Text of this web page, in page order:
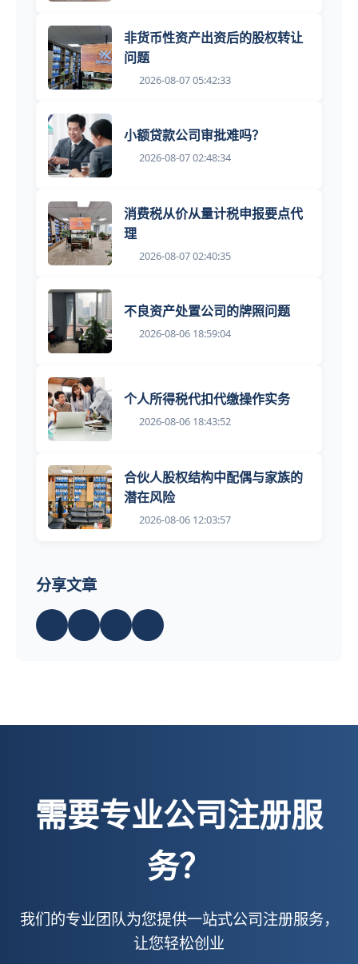
非货币性资产出资后的股权转让
问题
2026-08-07 05:42:33
小额贷款公司审批难吗？
2026-08-07 02:48:34
消费税从价从量计税申报要点代
理
2026-08-07 02:40:35
不良资产处置公司的牌照问题
2026-08-06 18:59:04
个人所得税代扣代缴操作实务
2026-08-06 18:43:52
合伙人股权结构中配偶与家族的
潜在风险
2026-08-06 12:03:57
分享文章
需要专业公司注册服
务？
我们的专业团队为您提供一站式公司注册服务，
让您轻松创业